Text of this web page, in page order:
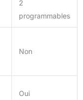
2
programmables
Non
Oui